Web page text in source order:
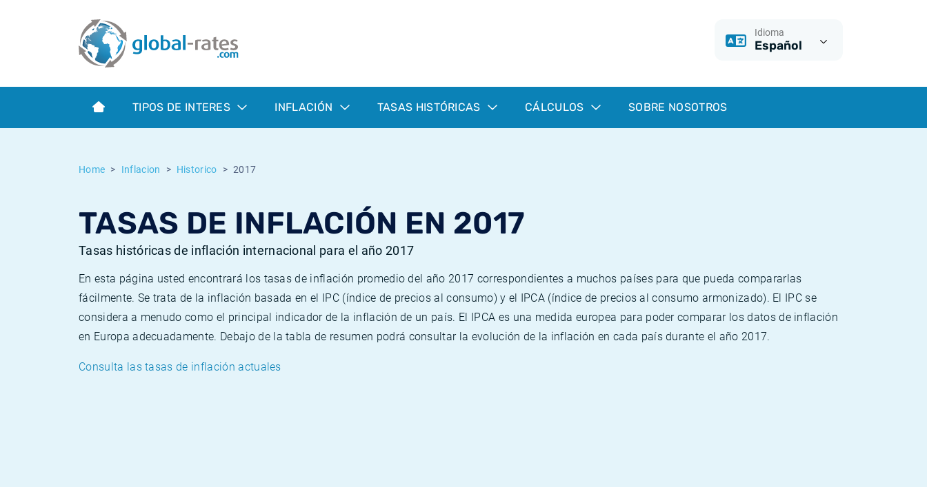
Idioma
Español
TIPOS DE INTERES INFLACIÓN TASAS HISTÓRICAS CÁLCULOS SOBRE NOSOTROS
Home Inflacion Historico 2017
TASAS DE INFLACIÓN EN 2017
Tasas históricas de inflación internacional para el año 2017
En esta página usted encontrará los tasas de inflación promedio del año 2017 correspondientes a muchos países para que pueda compararlas
fácilmente. Se trata de la inflación basada en el IPC (índice de precios al consumo) y el IPCA (índice de precios al consumo armonizado). El IPC se
considera a menudo como el principal indicador de la inflación de un país. El IPCA es una medida europea para poder comparar los datos de inflación
en Europa adecuadamente. Debajo de la tabla de resumen podrá consultar la evolución de la inflación en cada país durante el año 2017.
Consulta las tasas de inflación actuales
Term SOFR
¿Qué es la inflación IPC?
¿Qué es la inflación IPCA?
Inflación Mexicano - IPC
Euribor - histórico
ESTER - histórico
Calculadora de inflación